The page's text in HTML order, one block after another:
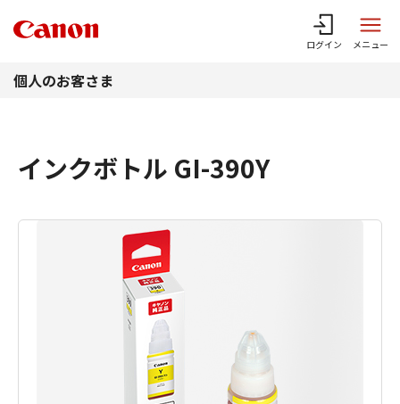
ログイン メニュー
個人のお客さま
インクボトル GI-390Y